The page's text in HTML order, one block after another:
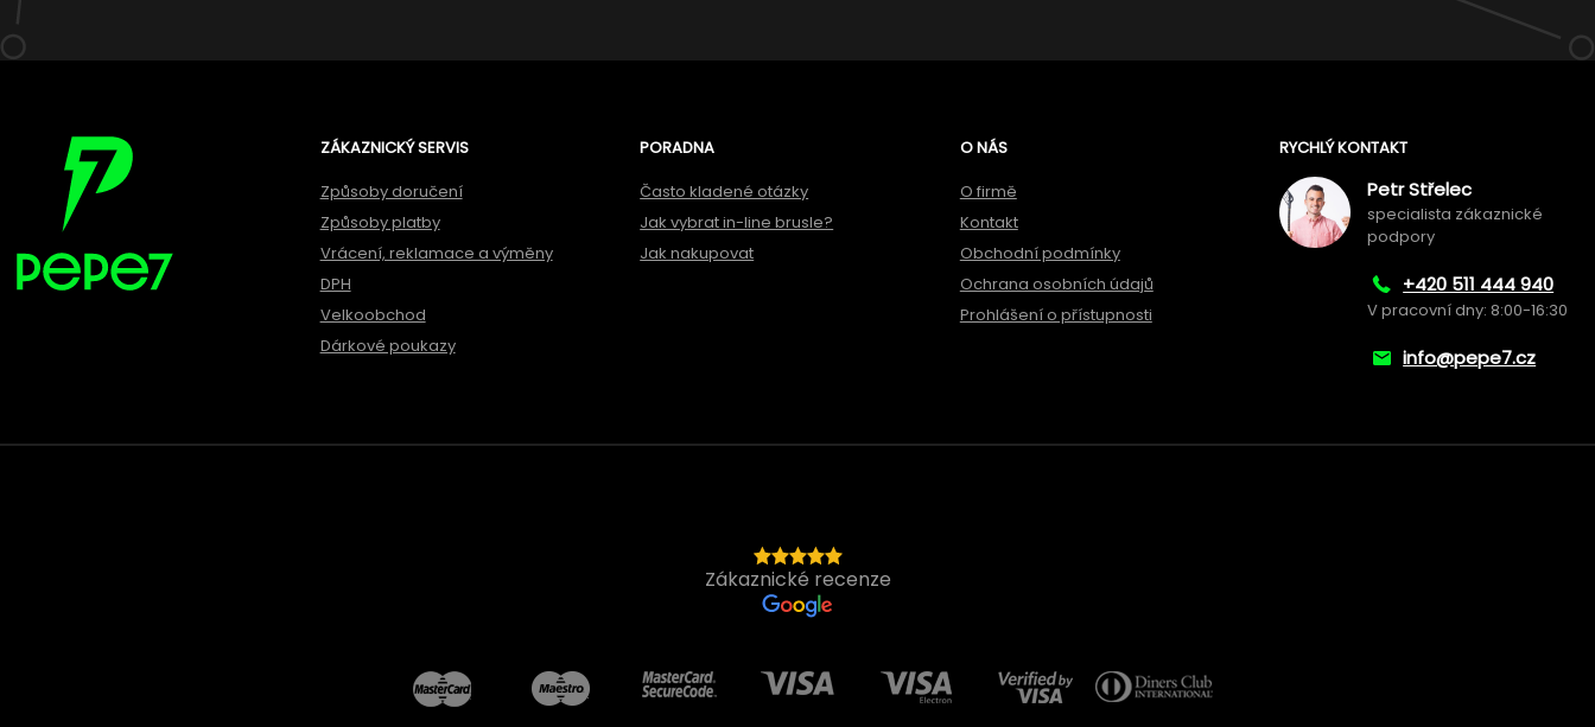
ZÁKAZNICKÝ SERVIS
Způsoby doručení
Způsoby platby
Vrácení, reklamace a výměny
DPH
Velkoobchod
Dárkové poukazy
PORADNA
Často kladené otázky
Jak vybrat in-line brusle?
Jak nakupovat
O NÁS
O firmě
Kontakt
Obchodní podmínky
Ochrana osobních údajů
Prohlášení o přístupnosti
RYCHLÝ KONTAKT
Petr Střelec
specialista zákaznické
podpory
+420 511 444 940
V pracovní dny: 8:00-16:30
info@pepe7.cz
Zákaznické recenze